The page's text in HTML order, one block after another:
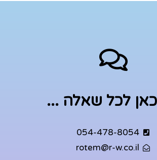
כאן לכל שאלה ...
054-478-8054
rotem@r-w.co.il